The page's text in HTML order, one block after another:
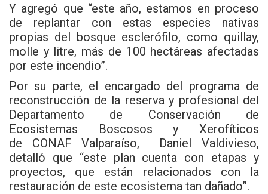
Y agregó que “este año, estamos en proceso
de replantar con estas especies nativas
propias del bosque esclerófilo, como quillay,
molle y litre, más de 100 hectáreas afectadas
por este incendio”.
Por su parte, el encargado del programa de
reconstrucción de la reserva y profesional del
Departamento de Conservación de
Ecosistemas Boscosos y Xerofíticos
de CONAF Valparaíso, Daniel Valdivieso,
detalló que “este plan cuenta con etapas y
proyectos, que están relacionados con la
restauración de este ecosistema tan dañado”.